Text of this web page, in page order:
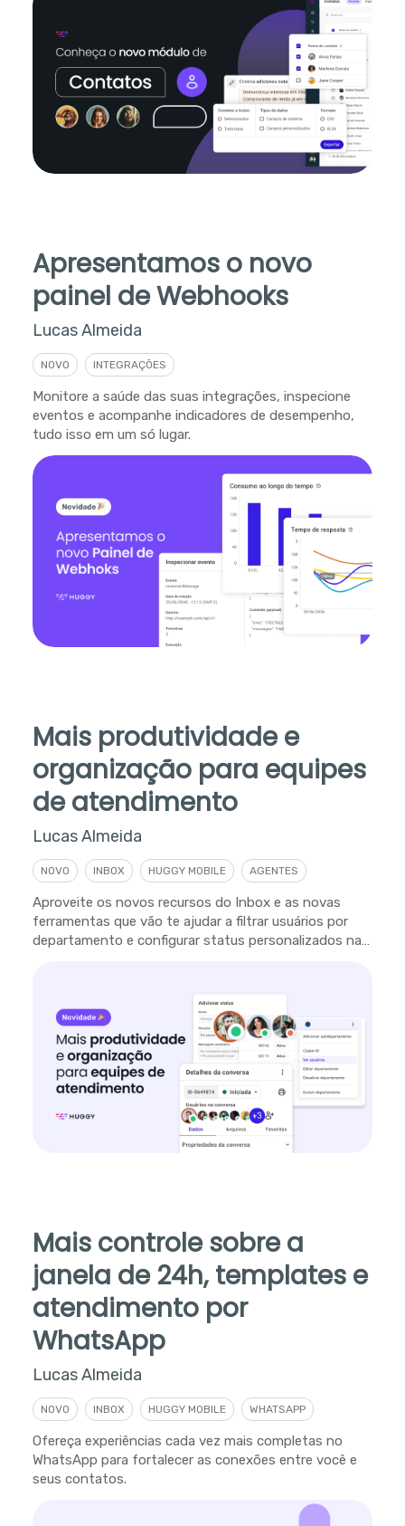
Apresentamos o novo
painel de Webhooks
Lucas Almeida
NOVO INTEGRAÇÕES
Monitore a saúde das suas integrações, inspecione
eventos e acompanhe indicadores de desempenho,
tudo isso em um só lugar.
Mais produtividade e
organização para equipes
de atendimento
Lucas Almeida
NOVO INBOX HUGGY MOBILE AGENTES
Aproveite os novos recursos do Inbox e as novas
ferramentas que vão te ajudar a filtrar usuários por
departamento e configurar status personalizados na
Mais controle sobre a
janela de 24h, templates e
atendimento por
WhatsApp
Lucas Almeida
NOVO INBOX HUGGY MOBILE WHATSAPP
Ofereça experiências cada vez mais completas no
WhatsApp para fortalecer as conexões entre você e
seus contatos.